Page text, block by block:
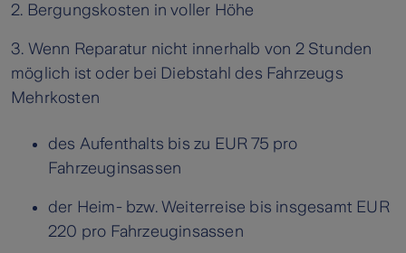
2. Bergungskosten in voller Höhe
3. Wenn Reparatur nicht innerhalb von 2 Stunden
möglich ist oder bei Diebstahl des Fahrzeugs
Mehrkosten
des Aufenthalts bis zu EUR 75 pro
Fahrzeuginsassen
der Heim- bzw. Weiterreise bis insgesamt EUR
220 pro Fahrzeuginsassen